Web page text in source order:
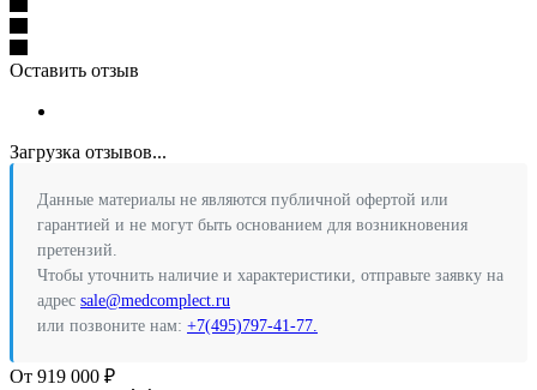
Оставить отзыв
Загрузка отзывов...
Данные материалы не являются публичной офертой или
гарантией и не могут быть основанием для возникновения
претензий.
Чтобы уточнить наличие и характеристики, отправьте заявку на
адрес sale@medcomplect.ru
или позвоните нам: +7(495)797-41-77.
919 000 ₽